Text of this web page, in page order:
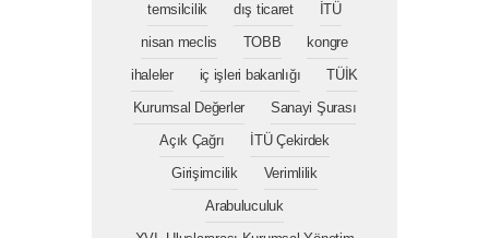
temsilcilik
dış ticaret
İTÜ
nisan meclis
TOBB
kongre
ihaleler
iç işleri bakanlığı
TÜİK
Kurumsal Değerler
Sanayi Şurası
Açık Çağrı
İTÜ Çekirdek
Girişimcilik
Verimlilik
Arabuluculuk